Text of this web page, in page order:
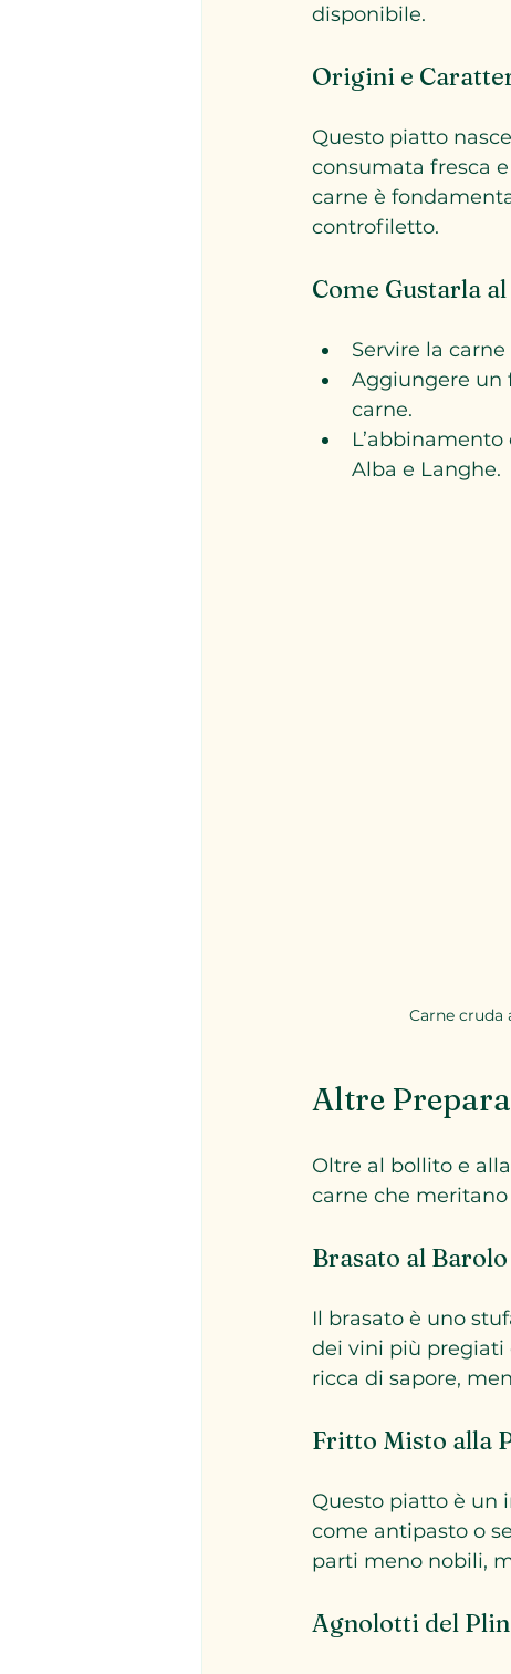
disponibile.
Origini e
Questo piatto
consumata fresca
carne è
controfiletto.
Come Gustarla
Servire la
Aggiungere un
carne.
Alba e Langhe.
Carne
Altre
Oltre al bollito e
carne che
Brasato al Barolo
Il brasato è uno
dei vini più pregiati
ricca di sapore,
Fritto Misto alla
Questo piatto è un
come antipasto o
parti meno nobili,
Agnolotti del